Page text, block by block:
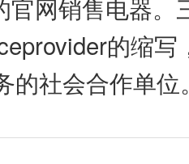
官网销售电器
的缩
的社会合作单